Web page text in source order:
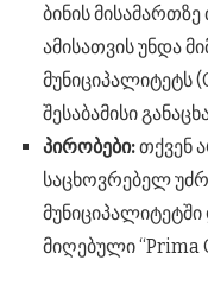
ბინის
ამისათვის უნდა
მუნიციპალიტეტს
შესაბამისი
პირობები:თქვენ
საცხოვრებელ
მიღებული “Prima